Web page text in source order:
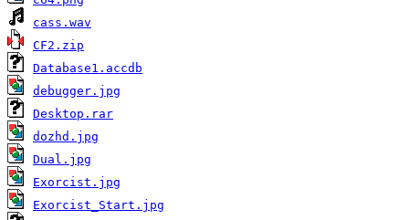
cass.wav
CF2.zip
Database1.accdb
debugger.jpg
Desktop.rar
dozhd.jpg
Dual.jpg
Exorcist.jpg
Exorcist_Start.jpg